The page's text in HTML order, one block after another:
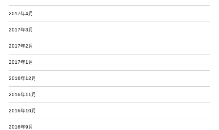
2017年4月
2017年3月
2017年2月
2017年1月
2016年12月
2016年11月
2016年10月
2016年9月